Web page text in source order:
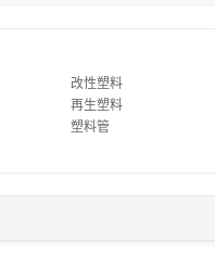
改性塑料
再生塑料
塑料管